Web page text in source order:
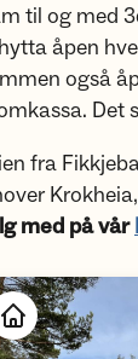
til og med
åpen
også
Det
fra
med på vår